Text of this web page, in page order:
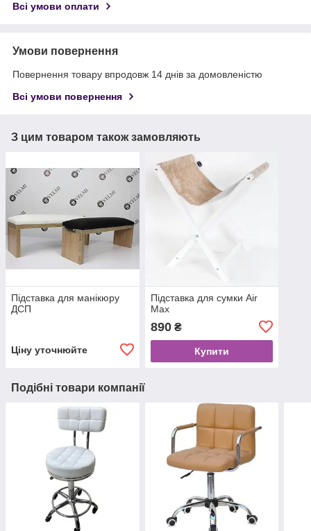
Всі умови оплати
Умови повернення
Повернення товару впродовж 14 днів за домовленістю
Всі умови повернення
З цим товаром також замовляють
Підставка для манікюру
ДСП
Ціну уточнюйте
Підставка для сумки Air
Max
890₴
Купити
Подібні товари компанії